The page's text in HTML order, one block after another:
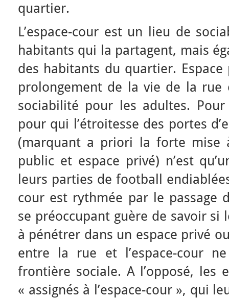
quartier.
L’espace-cour est un lieu de
habitants qui la partagent, mais
des habitants du quartier.
prolongement de la vie de la rue
sociabilité pour les adultes.
pour qui l’étroitesse des portes
(marquant a priori la forte mise
public et espace privé) n’est
leurs parties de football
cour est rythmée par le passage
se préoccupant guère de savoir si
à pénétrer dans un espace privé
entre la rue et l’espace-cour
frontière sociale. A l’opposé, les
« assignés à l’espace-cour », qui